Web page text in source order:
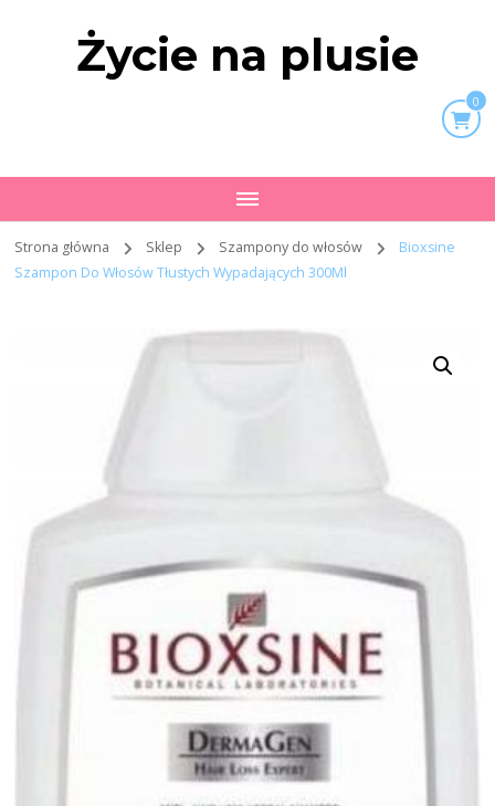
Życie na plusie
0
Strona główna Sklep Szampony do włosów
Bioxsine
Szampon Do Włosów Tłustych Wypadających 300Ml